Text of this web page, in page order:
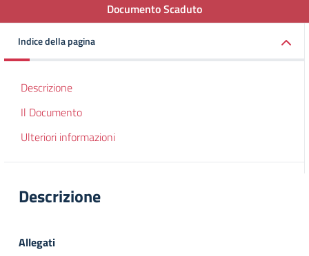
Documento Scaduto
Indice della pagina
Descrizione
Il Documento
Ulteriori informazioni
Descrizione
Allegati